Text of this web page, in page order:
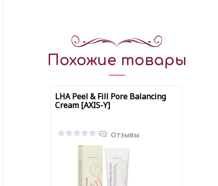
Похожие товары
LHA Peel & Fill Pore Balancing
Cream [AXIS-Y]
Отзывы